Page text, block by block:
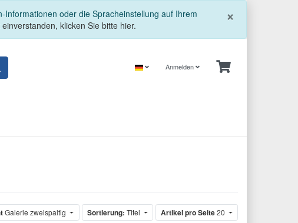
×
oder die Spracheinstellung auf Ihrem
klicken Sie bitte hier.
Anmelden
Galerie zweispaltig Sortierung: Titel Artikel pro Seite20